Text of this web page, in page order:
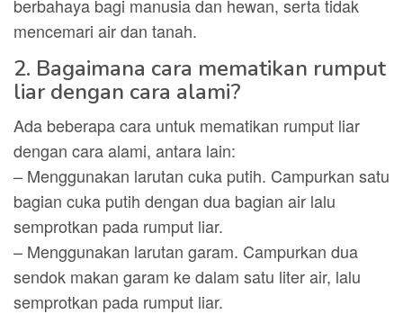
berbahaya bagi manusia dan hewan, serta tidak
mencemari air dan tanah.
2. Bagaimana cara mematikan rumput
liar dengan cara alami?
Ada beberapa cara untuk mematikan rumput liar
dengan cara alami, antara lain:
– Menggunakan larutan cuka putih. Campurkan satu
bagian cuka putih dengan dua bagian air lalu
semprotkan pada rumput liar.
– Menggunakan larutan garam. Campurkan dua
sendok makan garam ke dalam satu liter air, lalu
semprotkan pada rumput liar.